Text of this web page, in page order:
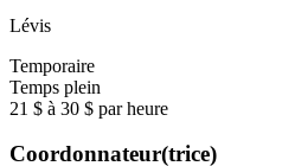
Lévis
Temporaire
Temps plein
21 $ à 30 $ par heure
Coordonnateur(trice)